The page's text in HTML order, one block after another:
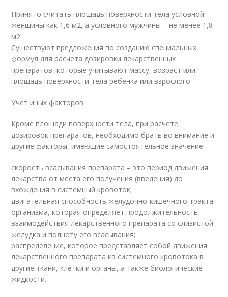
Принято считать площадь поверхности тела условной
женщины как 1,6 м2, а условного мужчины – не менее 1,8
м2.
Существуют предложения по созданию специальных
формул для расчета дозировки лекарственных
препаратов, которые учитывают массу, возраст или
площадь поверхности тела ребенка или взрослого.
Учет иных факторов
Кроме площади поверхности тела, при расчете
дозировок препаратов, необходимо брать во внимание и
другие факторы, имеющие самостоятельное значение:
скорость всасывания препарата – это период движения
лекарства от места его получения (введения) до
вхождения в системный кровоток;
двигательная способность желудочно-кишечного тракта
организма, которая определяет продолжительность
взаимодействия лекарственного препарата со слизистой
желудка и полноту его всасывания;
распределение, которое представляет собой движения
лекарственного препарата из системного кровотока в
другие ткани, клетки и органы, а также биологические
жидкости.